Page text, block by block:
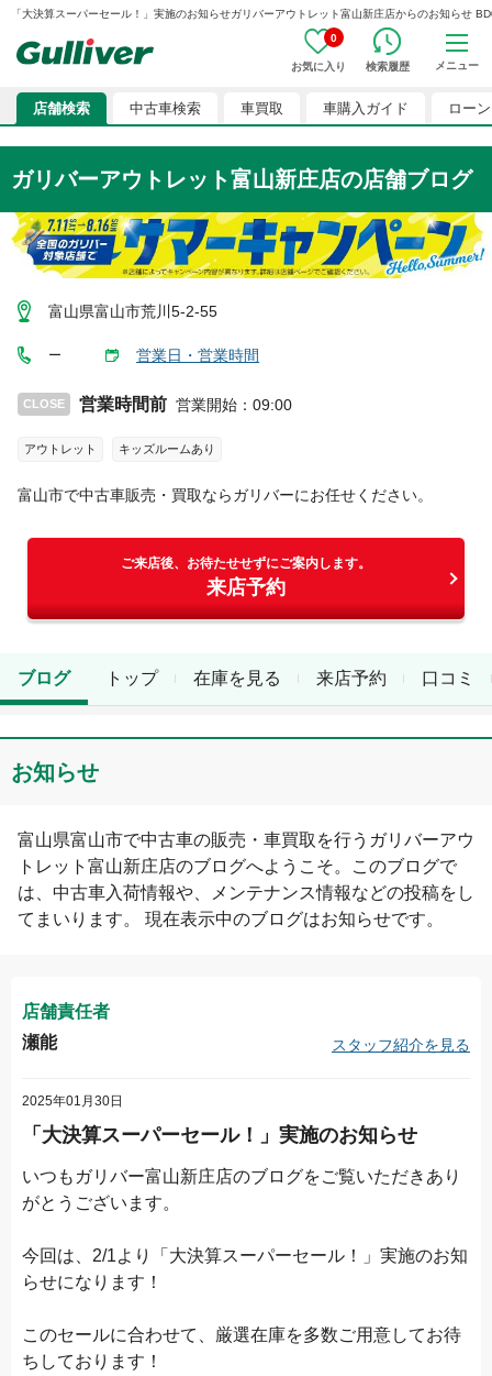
「大決算スーパーセール！」実施のお知らせガリバーアウトレット富山新庄店からのお知らせ
0
お気に入り 検索履歴 メニュー
店舗検索 中古車検索 車買取 車購入ガイド ローン
ガリバーアウトレット富山新庄店の店舗ブログ
富山県富山市荒川5-2-55
ー 営業日・営業時間
CLOSE 営業時間前 営業開始 ： 09:00
アウトレット キッズルームあり
富山市で中古車販売・買取ならガリバーにお任せください。
ご来店後、お待たせせずにご案内します。
来店予約
トップ 在庫を見る 来店予約 口コミ
ブログ
お知らせ
富山県富山市で中古車の販売・車買取を行う ガリバーアウ
トレット富山新庄店のブログへようこそ。このブログで
は、中古車入荷情報や、メンテナンス情報などの投稿をし
てまいります。 現在表示中のブログはお知らせです。
店舗責任者
瀬能
スタッフ紹介を見る
2025年01月30日
「大決算スーパーセール！」実施のお知らせ
いつもガリバー富山新庄店のブログをご覧いただきあり
がとうございます。
今回は、2/1より「大決算スーパーセール！」実施のお知
らせになります！
このセールに合わせて、厳選在庫を多数ご用意してお待
ちしております！